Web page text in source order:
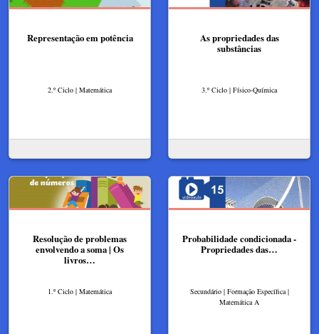
Representação em potência
2.º Ciclo | Matemática
As propriedades das
substâncias
3.º Ciclo | Físico-Química
Resolução de problemas
envolvendo a soma | Os
livros…
1.º Ciclo | Matemática
Probabilidade condicionada -
Propriedades das…
Secundário | Formação Específica |
Matemática A